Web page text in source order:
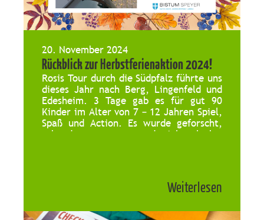
20. November 2024
Rückblick zur Herbstferienaktion 2024!
Rosis Tour durch die Südpfalz führte uns
dieses Jahr nach Berg, Lingenfeld und
Edesheim. 3 Tage gab es für gut 90
Kinder im Alter von 7 – 12 Jahren Spiel,
Spaß und Action. Es wurde geforscht,
erkundet, gegessen und viel gelacht.
Weiterlesen